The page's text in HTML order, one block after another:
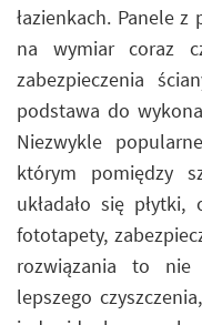
łazienkach. Panele
na wymiar coraz
zabezpieczenia
podstawa do
Niezwykle
którym pomiędzy
układało się
fototapety,
rozwiązania to
lepszego